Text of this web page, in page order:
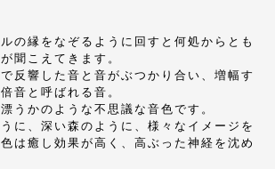
の縁をなぞるように回すと何処からとも
聞こえてきます。
反響した音と音がぶつかり合い、増幅す
音と呼ばれる音。
うかのような不思議な音色です。
に、深い森のように、様々なイメージを
は癒し効果が高く、高ぶった神経を沈め